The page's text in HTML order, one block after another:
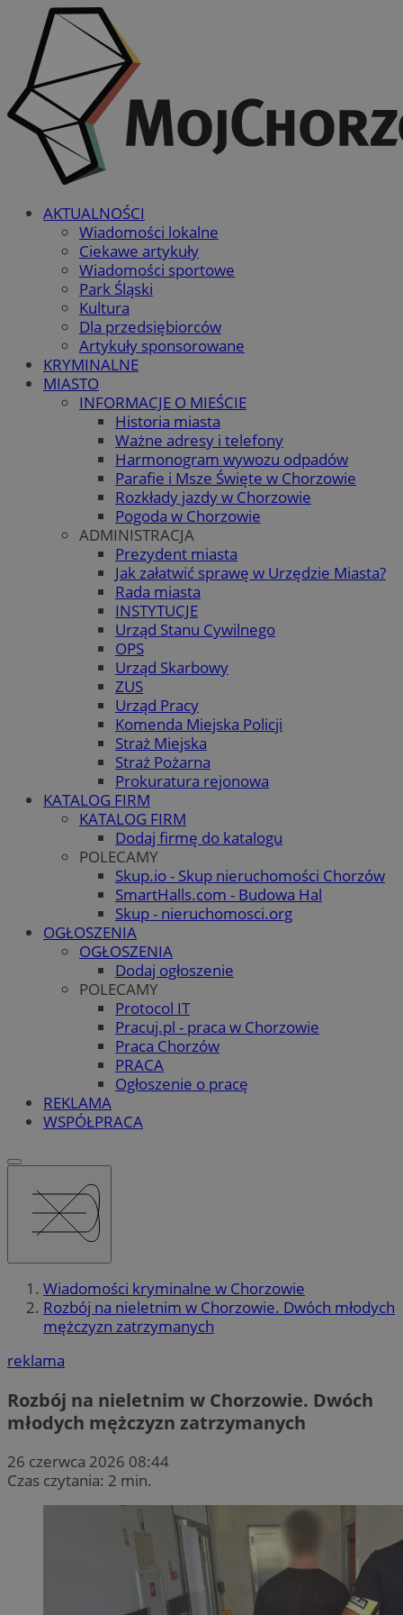
AKTUALNOŚCI
Wiadomości lokalne
Ciekawe artykuły
Wiadomości sportowe
Park Śląski
Kultura
Dla przedsiębiorców
Artykuły sponsorowane
KRYMINALNE
MIASTO
INFORMACJE O MIEŚCIE
Historia miasta
Ważne adresy i telefony
Harmonogram wywozu odpadów
Parafie i Msze Święte w Chorzowie
Rozkłady jazdy w Chorzowie
Pogoda w Chorzowie
ADMINISTRACJA
Prezydent miasta
Jak załatwić sprawę w Urzędzie Miasta?
Rada miasta
INSTYTUCJE
Urząd Stanu Cywilnego
OPS
Urząd Skarbowy
ZUS
Urząd Pracy
Komenda Miejska Policji
Straż Miejska
Straż Pożarna
Prokuratura rejonowa
KATALOG FIRM
KATALOG FIRM
Dodaj firmę do katalogu
POLECAMY
Skup.io - Skup nieruchomości Chorzów
SmartHalls.com - Budowa Hal
Skup - nieruchomosci.org
OGŁOSZENIA
OGŁOSZENIA
Dodaj ogłoszenie
POLECAMY
Protocol IT
Pracuj.pl - praca w Chorzowie
Praca Chorzów
PRACA
Ogłoszenie o pracę
REKLAMA
WSPÓŁPRACA
Wiadomości kryminalne w Chorzowie
Rozbój na nieletnim w Chorzowie. Dwóch młodych
mężczyzn zatrzymanych
reklama
Rozbój na nieletnim w Chorzowie. Dwóch
młodych mężczyzn zatrzymanych
26 czerwca 2026 08:44
Czas czytania: 2 min.